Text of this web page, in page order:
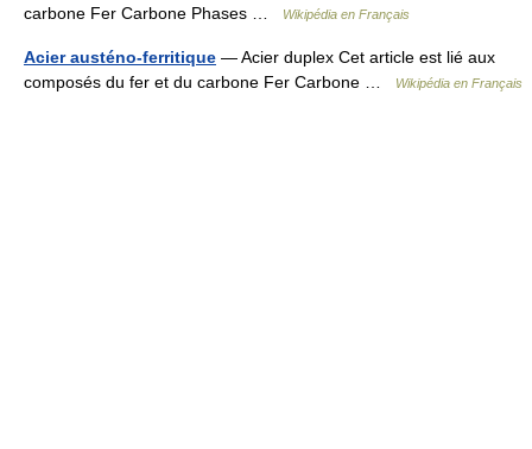
carbone Fer Carbone Phases …
Wikipédia en Français
Acier austéno-ferritique — Acier duplex Cet article est lié aux
composés du fer et du carbone Fer Carbone …
Wikipédia en Français